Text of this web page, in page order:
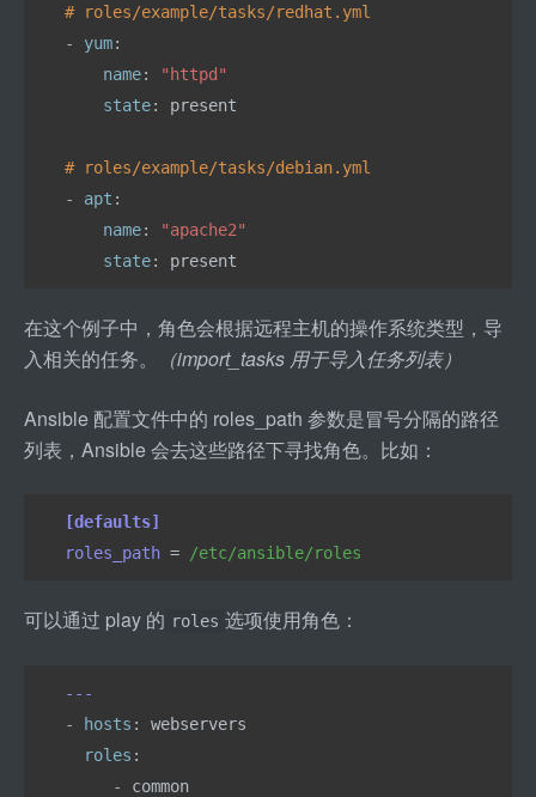
# roles/example/tasks/redhat.yml
- yum:
name:
"httpd"
state: present
# roles/example/tasks/debian.yml
- apt :
name:
"apache2"
state: present
在这个例子中，角色会根据远程主机的操作系统类型，导
入相关的任务。
（import_ tasks 用于导入任务列表）
Ansible 配置文件中的 roles path 参数是冒号分隔的路径
列表，Ansible 会去这些路径下寻找角色。比如：
[defaults]
roles_path = /etc/ansible/roles
可以通过 play 的 roles 选项使用角色：
---
-
hosts : webservers
  roles
:
- common